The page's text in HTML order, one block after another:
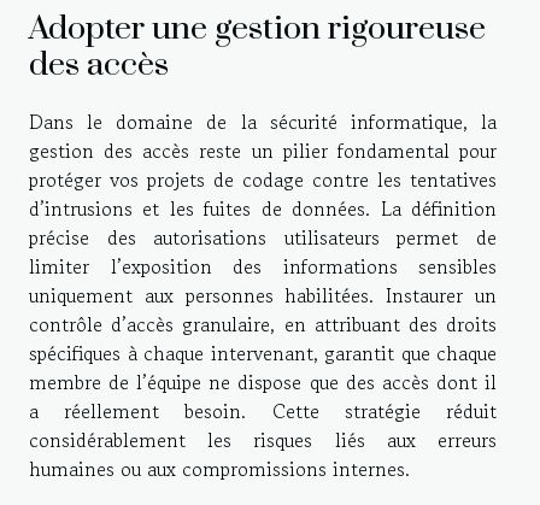
Adopter une gestion rigoureuse
des accès
Dans le domaine de la sécurité informatique, la
gestion des accès reste un pilier fondamental pour
protéger vos projets de codage contre les tentatives
d’intrusions et les fuites de données. La définition
précise des autorisations utilisateurs permet de
limiter l’exposition des informations sensibles
uniquement aux personnes habilitées. Instaurer un
contrôle d’accès granulaire, en attribuant des droits
spécifiques à chaque intervenant, garantit que chaque
membre de l’équipe ne dispose que des accès dont il
a réellement besoin. Cette stratégie réduit
considérablement les risques liés aux erreurs
humaines ou aux compromissions internes.